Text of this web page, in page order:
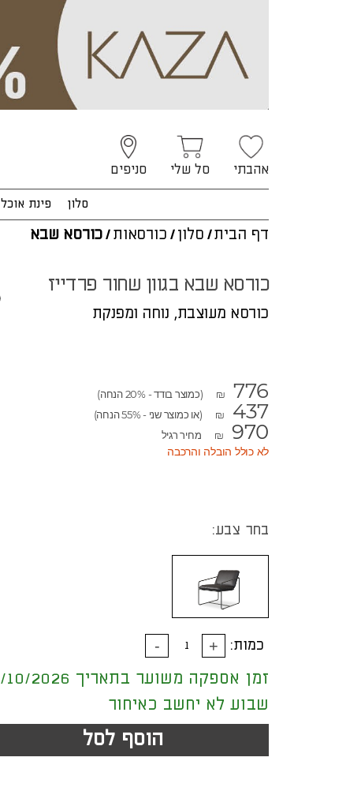
אהבתי סל שלי סניפים
סלון פינת אוכל
דף הבית/ סלון / כורסאות/כורסא שבא
כורסא שבא בגוון שחור פרדייז
כורסא מעוצבת, נוחה ומפנקת
₪ 776 (כמוצר בודד - 20% הנחה)
₪ 437 (או כמוצר שני - 55% הנחה)
₪ 970 מחיר רגיל
לא כולל הובלה והרכבה
בחר צבע:
כמות:
זמן אספקה משוער בתאריך 31/10/2026
שבוע לא יחשב כאיחור
הוסף לסל